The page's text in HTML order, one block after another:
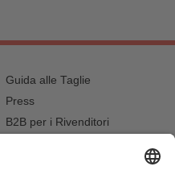
Guida alle Taglie
Press
B2B per i Rivenditori